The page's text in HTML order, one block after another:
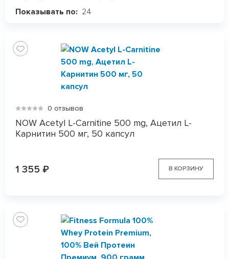
Показывать по: 24
0 отзывов
NOW Acetyl L-Carnitine 500 mg, Ацетил L-
Карнитин 500 мг, 50 капсул
1 355 ₽ В КОРЗИНУ